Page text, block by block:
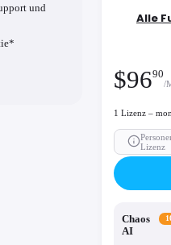
und
Alle
$9690
/
1 Lizenz –
Lizenz
Chaos
AI